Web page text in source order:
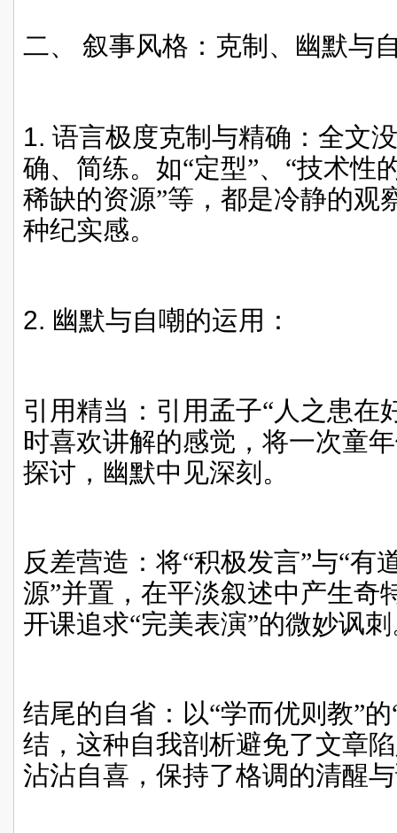
二、 叙事风格：克制、幽默与
1. 语言极度克制与精确：全文
确、简练。如“定型”、“技术性
稀缺的资源”等，都是冷静的观
种纪实感。
2. 幽默与自嘲的运用：
引用精当：引用孟子“人之患在
时喜欢讲解的感觉，将一次童
探讨，幽默中见深刻。
反差营造：将“积极发言”与“有
源”并置，在平淡叙述中产生奇
开课追求“完美表演”的微妙讽
结尾的自省：以“学而优则教”
结，这种自我剖析避免了文章
沾沾自喜，保持了格调的清醒